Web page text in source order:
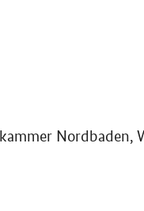
Nordbaden,